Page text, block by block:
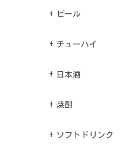
ビール
チューハイ
日本酒
焼酎
ソフトドリンク